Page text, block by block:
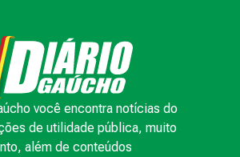
você encontra notícias do
de utilidade pública, muito
além de conteúdos